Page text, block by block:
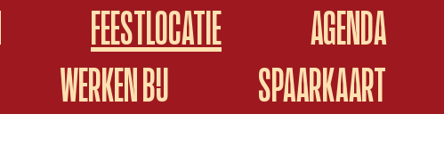
FEESTLOCATIE
AGENDA
WERKEN BIJ
SPAARKAART